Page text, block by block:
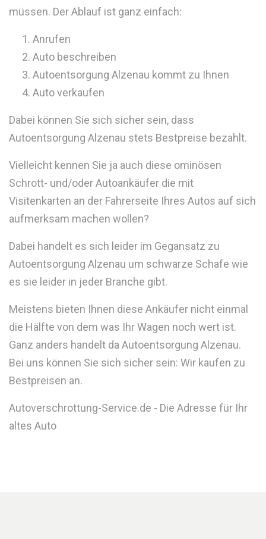
müssen. Der Ablauf ist ganz einfach:
Anrufen
Auto beschreiben
Autoentsorgung Alzenau kommt zu Ihnen
Auto verkaufen
Dabei können Sie sich sicher sein, dass
Autoentsorgung Alzenau stets Bestpreise bezahlt.
Vielleicht kennen Sie ja auch diese ominösen
Schrott- und/oder Autoankäufer die mit
Visitenkarten an der Fahrerseite Ihres Autos auf sich
aufmerksam machen wollen?
Dabei handelt es sich leider im Gegansatz zu
Autoentsorgung Alzenau um schwarze Schafe wie
es sie leider in jeder Branche gibt.
Meistens bieten Ihnen diese Ankäufer nicht einmal
die Hälfte von dem was Ihr Wagen noch wert ist.
Ganz anders handelt da Autoentsorgung Alzenau.
Bei uns können Sie sich sicher sein: Wir kaufen zu
Bestpreisen an.
Autoverschrottung-Service.de - Die Adresse für Ihr
altes Auto